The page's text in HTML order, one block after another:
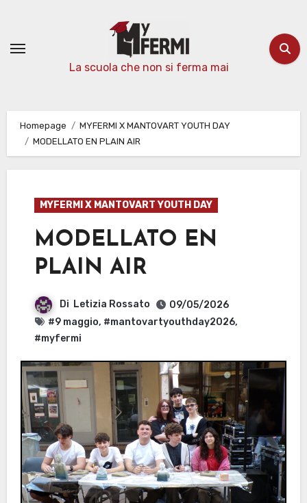
contenuto
La scuola che non si ferma mai
Homepage
MYFERMI X MANTOVART YOUTH DAY
MODELLATO EN PLAIN AIR
MYFERMI X MANTOVART YOUTH DAY
MODELLATO EN
PLAIN AIR
Di Letizia Rossato
09/05/2026
#9 maggio, #mantovartyouthday2026,
#myfermi